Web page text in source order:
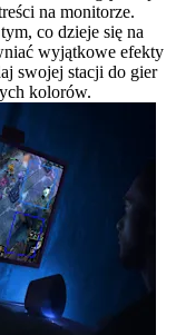
na monitorze.
co dzieje się na
wyjątkowe efekty
swojej stacji do gier
kolorów.